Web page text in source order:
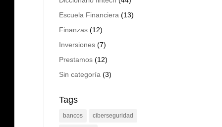
Escuela Financiera (13)
Finanzas (12)
Inversiones (7)
Prestamos (12)
Sin categoría (3)
Tags
bancos ciberseguridad